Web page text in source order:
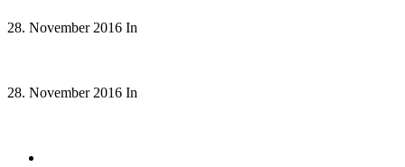
28. November 2016 In
28. November 2016 In